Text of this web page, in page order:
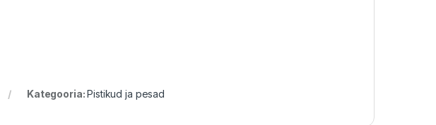
Kategooria:Pistikud ja pesad